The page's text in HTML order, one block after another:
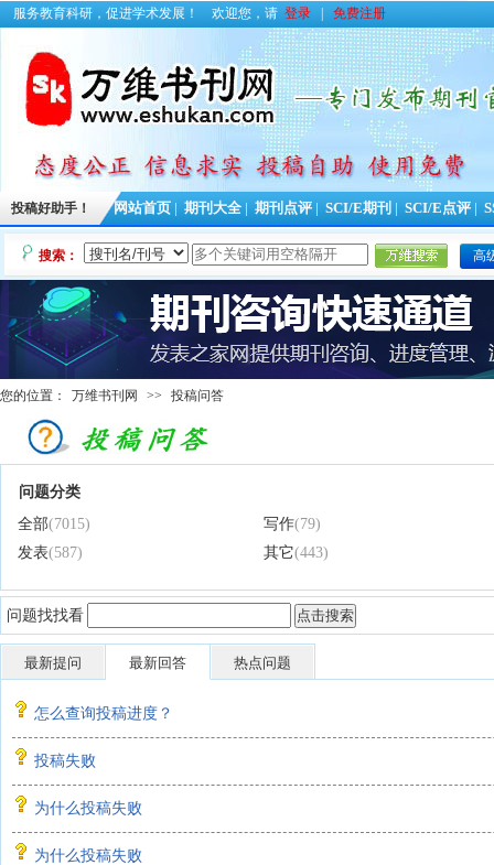
服务教育科研，促进学术发展！ 欢迎您，请 登录 免费注册
投稿好助手！ 网站首页 期刊大全 期刊点评 SCI/E期刊 SCI/E点评
搜索： 高
您的位置： 万维书刊网 >> 投稿问答
问题分类
全部(7015) 写作(79)
发表(587) 其它(443)
问题找找看
最新提问 最新回答 热点问题
怎么查询投稿进度？
投稿失败
为什么投稿失败
为什么投稿失败